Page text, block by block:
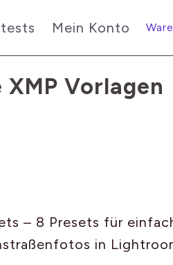
Mein Konto
Vorlagen
– 8 Presets für
in